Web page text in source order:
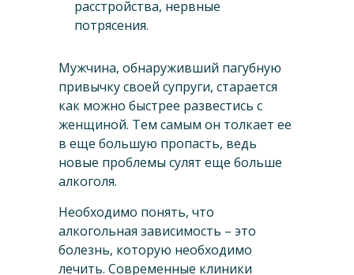
расстройства, нервные
потрясения.
Мужчина, обнаруживший пагубную
привычку своей супруги, старается
как можно быстрее развестись с
женщиной. Тем самым он толкает ее
в еще большую пропасть, ведь
новые проблемы сулят еще больше
алкоголя.
Необходимо понять, что
алкогольная зависимость – это
болезнь, которую необходимо
лечить. Современные клиники